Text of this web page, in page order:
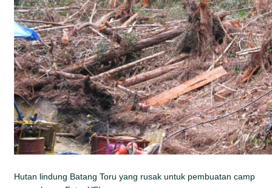
Hutan lindung Batang Toru yang rusak untuk pembuatan camp